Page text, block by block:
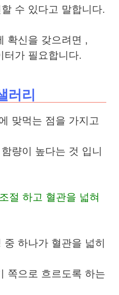
수 있다고 말합니다.
확신을 갖으려면 ,
터가 필요합니다.
러리
맞먹는 점을 가지고
량이 높다는 것 입니
절 하고 혈관을 넓혀
하나가 혈관을 넓히
쪽으로 흐르도록 하는